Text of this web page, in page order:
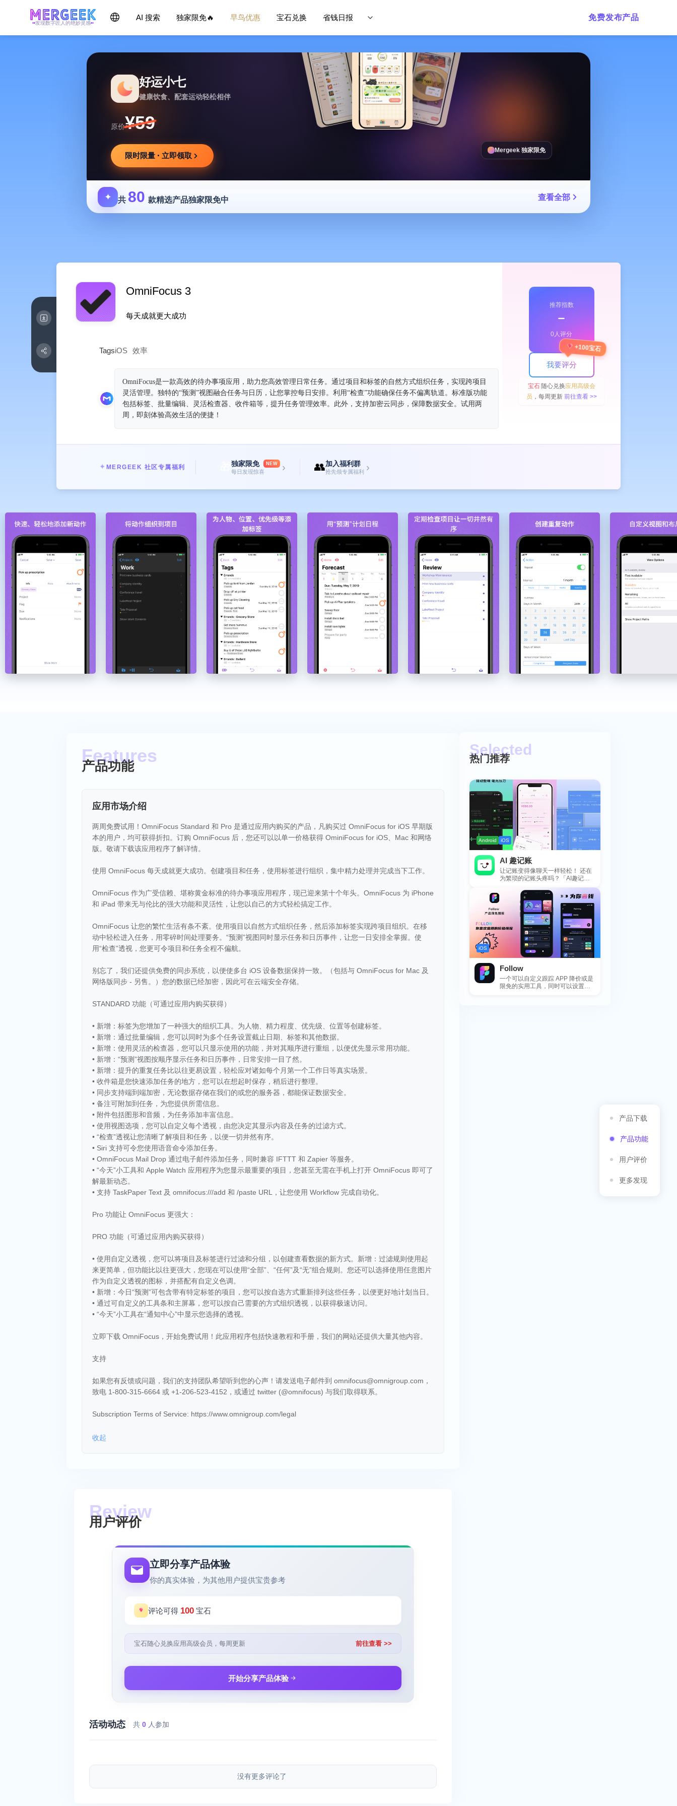
发现数字匠人的绝妙灵感
AI 搜索 独家限免🔥 早鸟优惠 宝石兑换 省钱日报 免费发布产品
好运小七
健康饮食、配套运动轻松相伴
原价¥59
限时限量 · 立即领取
Mergeek 独家限免
✦ 共 80 款精选产品独家限免中 查看全部
OmniFocus 3
每天成就更大成‪功‬
TagsiOS 效率
OmniFocus是一款高效的待办事项应用，助力您高效管理日常任务。通过项目和标签的自然方式组织任务，实现跨项目
灵活管理。独特的“预测”视图融合任务与日历，让您掌控每日安排。利用“检查”功能确保任务不偏离轨道。标准版功能
包括标签、批量编辑、灵活检查器、收件箱等，提升任务管理效率。此外，支持加密云同步，保障数据安全。试用两
周，即刻体验高效生活的便捷！
推荐指数
﹣
0人评分
我要评分
+100宝石
宝石随心兑换应用高级会
员 ，每周更新 前往查看 >>
✦ MERGEEK 社区专属福利 独家限免 NEW
每日发现惊喜 › 👥加入福利群
抢先领专属福利 ›
产品下载
产品功能
用户评价
更多发现
产品功能
应用市场介绍
两周免费试用！OmniFocus Standard 和 Pro 是通过应用内购买的产品，凡购买过 OmniFocus for iOS 早期版
本的用户，均可获得折扣。订购 OmniFocus 后，您还可以以单一价格获得 OminiFocus for iOS、Mac 和网络
版。敬请下载该应用程序了解详情。
使用 OmniFocus 每天成就更大成功。创建项目和任务，使用标签进行组织，集中精力处理并完成当下工作。
OmniFocus 作为广受信赖、堪称黄金标准的待办事项应用程序，现已迎来第十个年头。OmniFocus 为 iPhone
和 iPad 带来无与伦比的强大功能和灵活性，让您以自己的方式轻松搞定工作。
OmniFocus 让您的繁忙生活有条不紊。使用项目以自然方式组织任务，然后添加标签实现跨项目组织。在移
动中轻松进入任务，用零碎时间处理要务。“预测”视图同时显示任务和日历事件，让您一日安排全掌握。使
用“检查”透视，您更可令项目和任务全程不偏航。
别忘了，我们还提供免费的同步系统，以便使多台 iOS 设备数据保持一致。（包括与 OmniFocus for Mac 及
网络版同步 - 另售。）您的数据已经加密，因此可在云端安全存储。
STANDARD 功能（可通过应用内购买获得）
• 新增：标签为您增加了一种强大的组织工具。为人物、精力程度、优先级、位置等创建标签。
• 新增：通过批量编辑，您可以同时为多个任务设置截止日期、标签和其他数据。
• 新增：使用灵活的检查器，您可以只显示使用的功能，并对其顺序进行重组，以便优先显示常用功能。
• 新增：“预测”视图按顺序显示任务和日历事件，日常安排一目了然。
• 新增：提升的重复任务比以往更易设置，轻松应对诸如每个月第一个工作日等真实场景。
• 收件箱是您快速添加任务的地方，您可以在想起时保存，稍后进行整理。
• 同步支持端到端加密，无论数据存储在我们的或您的服务器，都能保证数据安全。
• 备注可附加到任务，为您提供所需信息。
• 附件包括图形和音频，为任务添加丰富信息。
• 使用视图选项，您可以自定义每个透视，由您决定其显示内容及任务的过滤方式。
• “检查”透视让您清晰了解项目和任务，以便一切井然有序。
• Siri 支持可令您使用语音命令添加任务。
• OmniFocus Mail Drop 通过电子邮件添加任务，同时兼容 IFTTT 和 Zapier 等服务。
• “今天”小工具和 Apple Watch 应用程序为您显示最重要的项目，您甚至无需在手机上打开 OmniFocus 即可了
解最新动态。
• 支持 TaskPaper Text 及 omnifocus:///add 和 /paste URL，让您使用 Workflow 完成自动化。
Pro 功能让 OmniFocus 更强大：
PRO 功能（可通过应用内购买获得）
• 使用自定义透视，您可以将项目及标签进行过滤和分组，以创建查看数据的新方式。新增：过滤规则使用起
来更简单，但功能比以往更强大，您现在可以使用“全部”、“任何”及“无”组合规则。您还可以选择使用任意图片
作为自定义透视的图标，并搭配有自定义色调。
• 新增：今日“预测”可包含带有特定标签的项目，您可以按自选方式重新排列这些任务，以便更好地计划当日。
• 通过可自定义的工具条和主屏幕，您可以按自己需要的方式组织透视，以获得极速访问。
• “今天”小工具在“通知中心”中显示您选择的透视。
立即下载 OmniFocus，开始免费试用！此应用程序包括快速教程和手册，我们的网站还提供大量其他内容。
支持
如果您有反馈或问题，我们的支持团队希望听到您的心声！请发送电子邮件到 omnifocus@omnigroup.com，
致电 1-800-315-6664 或 +1-206-523-4152，或通过 twitter (@omnifocus) 与我们取得联系。
Subscription Terms of Service: https://www.omnigroup.com/legal
收起
用户评价
立即分享产品体验
你的真实体验，为其他用户提供宝贵参考
评论可得 100 宝石
宝石随心兑换应用高级会员，每周更新 前往查看 >>
开始分享产品体验
活动动态 共 0 人参加
没有更多评论了
热门推荐
Android iOS
AI 趣记账
让记账变得像聊天一样轻松！ 还在
为繁琐的记账头疼吗？「AI趣记
账」来拯救你啦！这款智能记账工
具专为懒...
iOS
Follow
一个可以自定义跟踪 APP 降价或是
限免的实用工具，同时可以设置包